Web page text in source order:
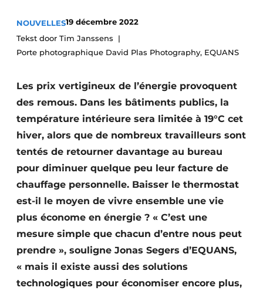
Video’s
Construction bois
Contrôle d’accès
Éclairage
Fondations
Façades
Géotextiles
Infrastructures souterraines et égouttage
NOUVELLES19 décembre 2022
Tekst door Tim Janssens
Porte photographique David Plas Photography, EQUANS
Les prix vertigineux de l’énergie provoquent
des remous. Dans les bâtiments publics, la
température intérieure sera limitée à 19°C cet
hiver, alors que de nombreux travailleurs sont
tentés de retourner davantage au bureau
pour diminuer quelque peu leur facture de
chauffage personnelle. Baisser le thermostat
est-il le moyen de vivre ensemble une vie
plus économe en énergie ? « C’est une
mesure simple que chacun d’entre nous peut
prendre », souligne Jonas Segers d’EQUANS,
« mais il existe aussi des solutions
technologiques pour économiser encore plus,